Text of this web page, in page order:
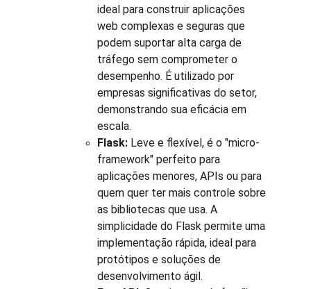
ideal para construir aplicações
web complexas e seguras que
podem suportar alta carga de
tráfego sem comprometer o
desempenho. É utilizado por
empresas significativas do setor,
demonstrando sua eficácia em
escala.
Flask: Leve e flexível, é o "micro-
framework" perfeito para
aplicações menores, APIs ou para
quem quer ter mais controle sobre
as bibliotecas que usa. A
simplicidade do Flask permite uma
implementação rápida, ideal para
protótipos e soluções de
desenvolvimento ágil.